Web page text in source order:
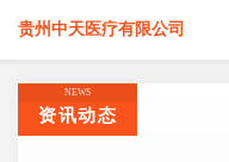
贵州中天医疗有限公司
NEWS
资讯动态